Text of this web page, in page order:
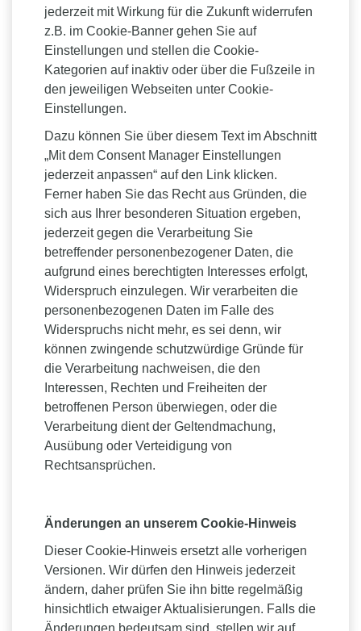
jederzeit mit Wirkung für die Zukunft widerrufen
z.B. im Cookie-Banner gehen Sie auf
Einstellungen und stellen die Cookie-
Kategorien auf inaktiv oder über die Fußzeile in
den jeweiligen Webseiten unter Cookie-
Einstellungen.
Dazu können Sie über diesem Text im Abschnitt
„Mit dem Consent Manager Einstellungen
jederzeit anpassen“ auf den Link klicken.
Ferner haben Sie das Recht aus Gründen, die
sich aus Ihrer besonderen Situation ergeben,
jederzeit gegen die Verarbeitung Sie
betreffender personenbezogener Daten, die
aufgrund eines berechtigten Interesses erfolgt,
Widerspruch einzulegen. Wir verarbeiten die
personenbezogenen Daten im Falle des
Widerspruchs nicht mehr, es sei denn, wir
können zwingende schutzwürdige Gründe für
die Verarbeitung nachweisen, die den
Interessen, Rechten und Freiheiten der
betroffenen Person überwiegen, oder die
Verarbeitung dient der Geltendmachung,
Ausübung oder Verteidigung von
Rechtsansprüchen.
Änderungen an unserem Cookie-Hinweis
Dieser Cookie-Hinweis ersetzt alle vorherigen
Versionen. Wir dürfen den Hinweis jederzeit
ändern, daher prüfen Sie ihn bitte regelmäßig
hinsichtlich etwaiger Aktualisierungen. Falls die
Änderungen bedeutsam sind, stellen wir auf